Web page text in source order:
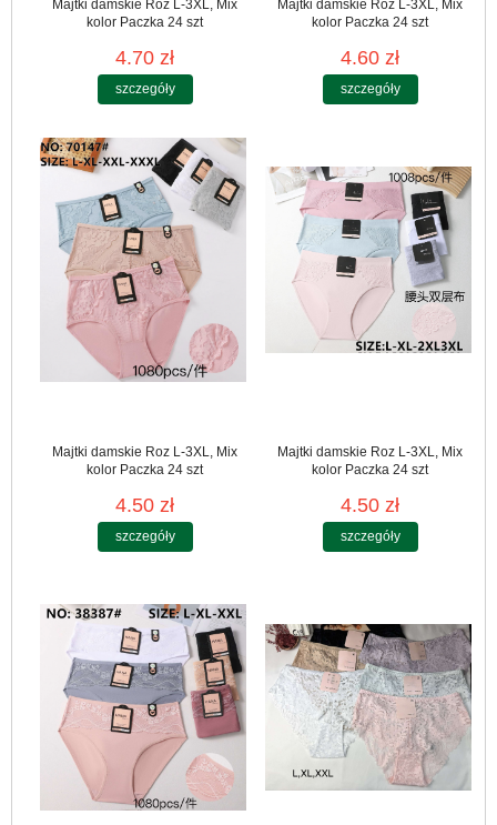
Majtki damskie Roz L-3XL, Mix
kolor Paczka 24 szt
4.70 zł
szczegóły
Majtki damskie Roz L-3XL, Mix
kolor Paczka 24 szt
4.60 zł
szczegóły
Majtki damskie Roz L-3XL, Mix
kolor Paczka 24 szt
4.50 zł
szczegóły
Majtki damskie Roz L-3XL, Mix
kolor Paczka 24 szt
4.50 zł
szczegóły